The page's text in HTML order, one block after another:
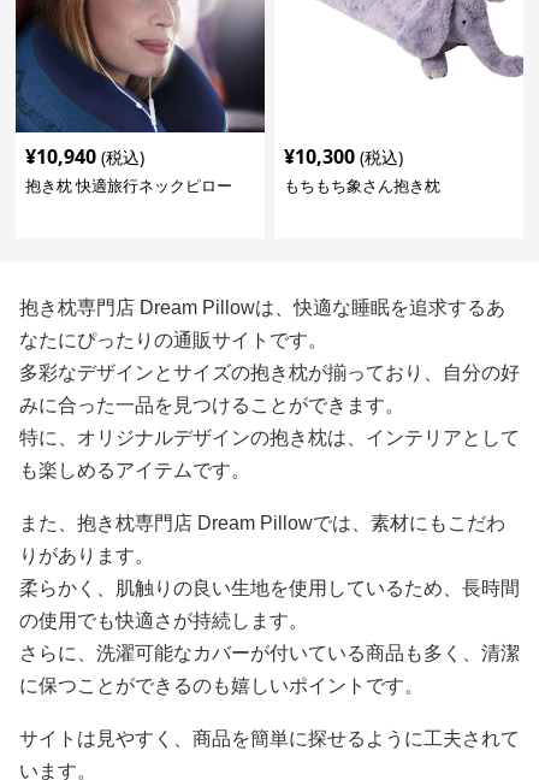
¥10,940 (税込)
抱き枕 快適旅行ネックピロー
¥10,300 (税込)
もちもち象さん抱き枕
抱き枕専門店 Dream Pillowは、快適な睡眠を追求するあ
なたにぴったりの通販サイトです。
多彩なデザインとサイズの抱き枕が揃っており、自分の好
みに合った一品を見つけることができます。
特に、オリジナルデザインの抱き枕は、インテリアとして
も楽しめるアイテムです。
また、抱き枕専門店 Dream Pillowでは、素材にもこだわ
りがあります。
柔らかく、肌触りの良い生地を使用しているため、長時間
の使用でも快適さが持続します。
さらに、洗濯可能なカバーが付いている商品も多く、清潔
に保つことができるのも嬉しいポイントです。
サイトは見やすく、商品を簡単に探せるように工夫されて
います。